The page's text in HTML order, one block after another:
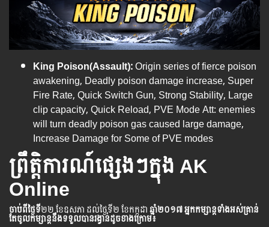
King Poison(Assault):Origin series of fierce poison
awakening, Deadly poison damage increase, Super
Fire Rate, Quick Switch Gun, Strong Stability, Large
clip capacity, Quick Reload, PVE Mode Att: enemies
will turn deadly poison gas caused large damage,
Increase Damage for Some of PVE modes
ព្រឹត្តិការណ៍ផ្សេងៗក្នុង AK
Online
ចាប់ពី​ថ្ងៃ​ទី​​២២ ខែឧសភា ដល់​ថ្ងៃ​ទី២ ខែកក្កដាឆ្នាំ​២០១៧អ្នក​កម្សាន្ដ​ទាំងអស់​គ្រាន់​
តែ​ចូល​កម្សាន្ដ​នឹង​ទទួល​បាន​រង្វាន់​ដូចខាងក្រោម​៖